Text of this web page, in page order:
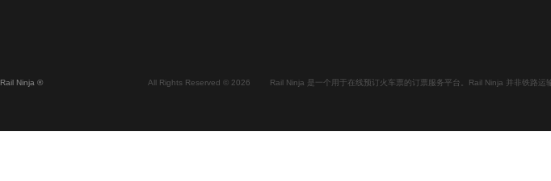
维也纳開往布拉格的列車 首爾開往蔚山廣域市的列車 首爾
Rail Ninja ® All Rights Reserved © 2026 Rail Ninja 是一个用于在线预订火车票的订票服务平台。Rail Ninja 并非铁路运